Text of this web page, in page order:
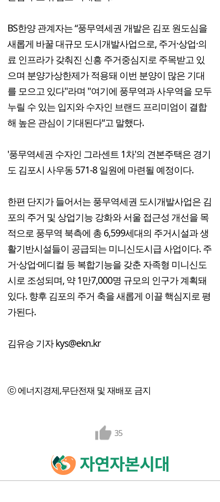
BS한양 관계자는 “풍무역세권 개발은 김포 원도심을
새롭게 바꿀 대규모 도시개발사업으로, 주거·상업·의
료 인프라가 갖춰진 신흥 주거중심지로 주목받고 있
으며 분양가상한제가 적용돼 이번 분양이 많은 기대
를 모으고 있다"라며 "여기에 풍무역과 사우역을 모두
누릴 수 있는 입지와 수자인 브랜드 프리미엄이 결합
해 높은 관심이 기대된다“고 말했다.
'풍무역세권 수자인 그라센트 1차'의 견본주택은 경기
도 김포시 사우동 571-8 일원에 마련될 예정이다.
한편 단지가 들어서는 풍무역세권 도시개발사업은 김
포의 주거 및 상업기능 강화와 서울 접근성 개선을 목
적으로 풍무역 북측에 총 6,599세대의 주거시설과 생
활기반시설들이 공급되는 미니신도시급 사업이다. 주
거·상업·메디컬 등 복합기능을 갖춘 자족형 미니신도
시로 조성되며, 약 1만7,000명 규모의 인구가 계획돼
있다. 향후 김포의 주거 축을 새롭게 이끌 핵심지로 평
가된다.
김유승 기자 kys@ekn.kr
ⓒ 에너지경제,무단전재 및 재배포 금지
35